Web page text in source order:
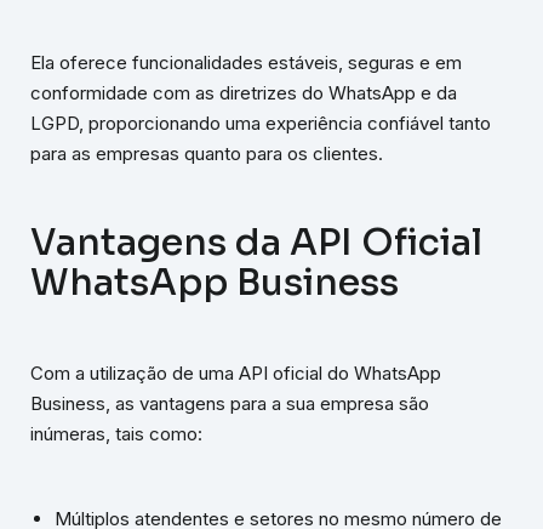
Ela oferece funcionalidades estáveis, seguras e em
conformidade com as diretrizes do WhatsApp e da
LGPD, proporcionando uma experiência confiável tanto
para as empresas quanto para os clientes.
Vantagens da API Oficial
WhatsApp Business
Com a utilização de uma API oficial do WhatsApp
Business, as vantagens para a sua empresa são
inúmeras, tais como:
Múltiplos atendentes e setores no mesmo número de